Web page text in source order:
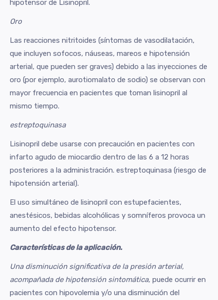
hipotensor de Lisinopril.
Oro
Las reacciones nitritoides (síntomas de vasodilatación,
que incluyen sofocos, náuseas, mareos e hipotensión
arterial, que pueden ser graves) debido a las inyecciones de
oro (por ejemplo, aurotiomalato de sodio) se observan con
mayor frecuencia en pacientes que toman lisinopril al
mismo tiempo.
estreptoquinasa
Lisinopril debe usarse con precaución en pacientes con
infarto agudo de miocardio dentro de las 6 a 12 horas
posteriores a la administración. estreptoquinasa (riesgo de
hipotensión arterial).
El uso simultáneo de lisinopril con estupefacientes,
anestésicos, bebidas alcohólicas y somníferos provoca un
aumento del efecto hipotensor.
Características de la aplicación.
Una disminución significativa de la presión arterial,
acompañada de hipotensión sintomática, puede ocurrir en
pacientes con hipovolemia y/o una disminución del